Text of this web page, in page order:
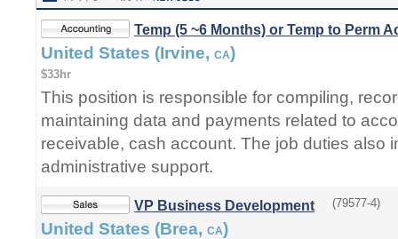
Temp (5 ~6 Months) or Temp to Perm
United States (Irvine, CA)
$33hr
This position is responsible for compiling,
maintaining data and payments related to
receivable, cash account. The job duties also
administrative support.
VP Business Development (79577-4)
United States (Brea, CA)